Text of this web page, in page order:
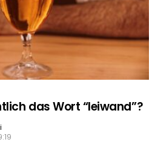
das Wort “leiwand”?